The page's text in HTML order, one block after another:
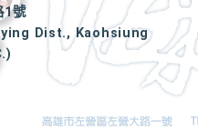
1號
Dist., Kaohsiung